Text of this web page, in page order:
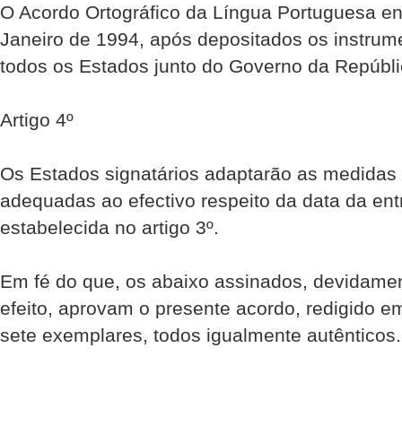
O Acordo Ortográfico da Língua Portuguesa
Janeiro de 1994, após depositados os
todos os Estados junto do Governo da
Artigo 4º
Os Estados signatários adaptarão as
adequadas ao efectivo respeito da data da
estabelecida no artigo 3º.
Em fé do que, os abaixo assinados,
efeito, aprovam o presente acordo, redigido
sete exemplares, todos igualmente autênticos.